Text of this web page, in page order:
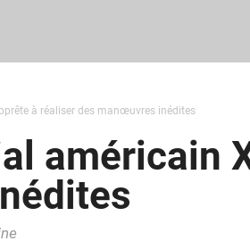
à réaliser des manœuvres inédites
américain